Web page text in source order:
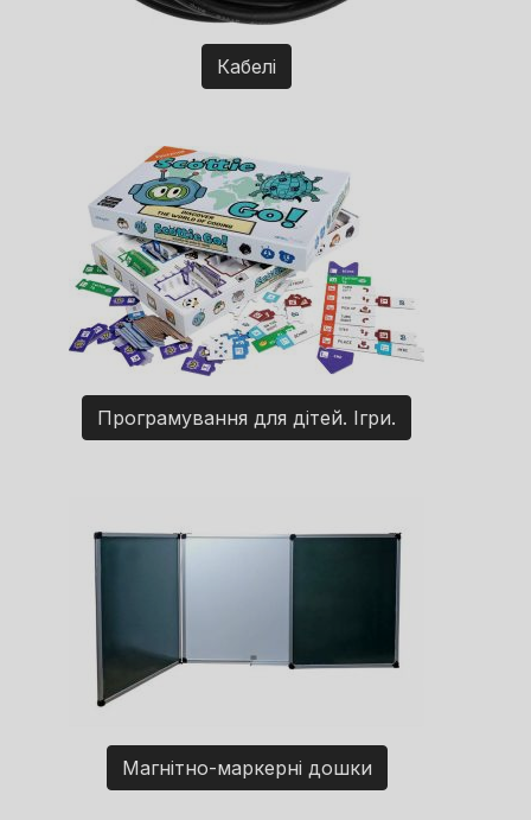
Кабелі
Програмування для дітей. Ігри.
Магнітно-маркерні дошки